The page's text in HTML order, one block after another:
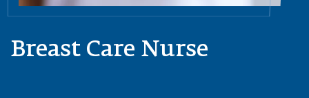
Breast Care Nurse